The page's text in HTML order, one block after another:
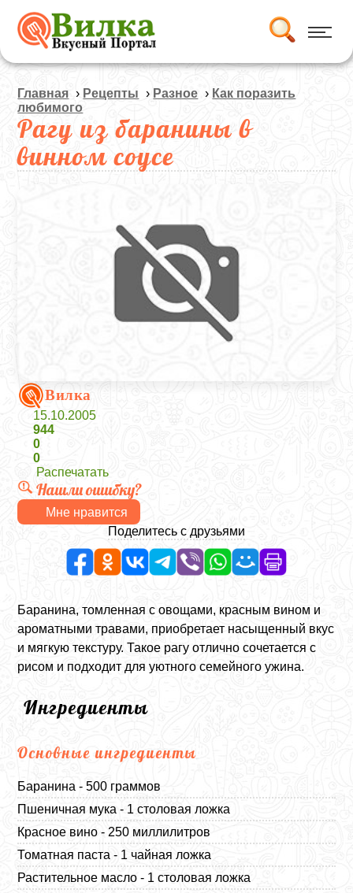
Главная › Рецепты › Разное › Как поразить
любимого
Рагу из баранины в
винном соусе
Вилка
15.10.2005
944
0
0
Распечатать
Нашли ошибку?
Мне нравится
Поделитесь с друзьями
Баранина, томленная с овощами, красным вином и
ароматными травами, приобретает насыщенный вкус
и мягкую текстуру. Такое рагу отлично сочетается с
рисом и подходит для уютного семейного ужина.
Ингредиенты
Основные ингредиенты
Баранина - 500 граммов
Пшеничная мука - 1 столовая ложка
Красное вино - 250 миллилитров
Томатная паста - 1 чайная ложка
Растительное масло - 1 столовая ложка